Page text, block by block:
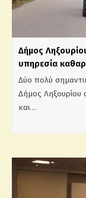
Δήμος
υπηρεσία
Δύο πολύ
Δήμος Ληξουρίου
και…